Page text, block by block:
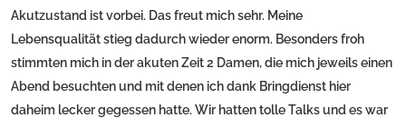
Akutzustand ist vorbei. Das freut mich sehr. Meine
Lebensqualität stieg dadurch wieder enorm. Besonders froh
stimmten mich in der akuten Zeit 2 Damen, die mich jeweils einen
Abend besuchten und mit denen ich dank Bringdienst hier
daheim lecker gegessen hatte. Wir hatten tolle Talks und es war